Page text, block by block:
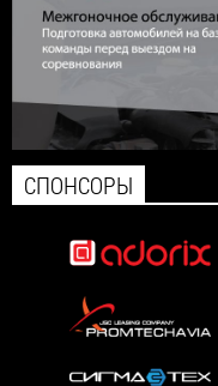
СПОНСОРЫ